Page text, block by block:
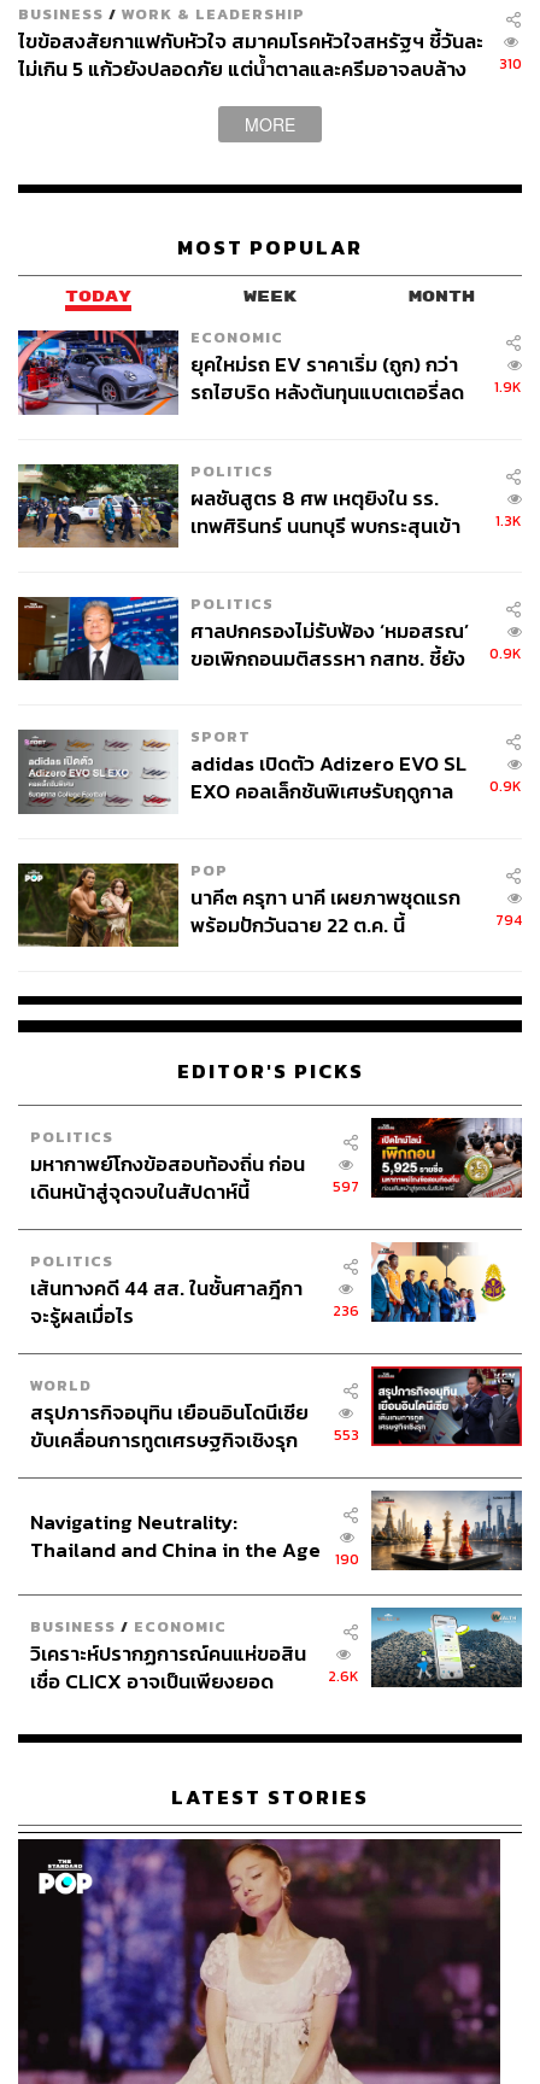
BUSINESS / WORK & LEADERSHIP
ไขข้อสงสัยกาแฟกับหัวใจ สมาคมโรคหัวใจสหรัฐฯ ชี้วันละ
ไม่เกิน 5 แก้วยังปลอดภัย แต่น้ำตาลและครีมอาจลบล้าง
310
MORE
MOST POPULAR
TODAY WEEK MONTH
ECONOMIC
ยุคใหม่รถ EV ราคาเริ่ม (ถูก) กว่า
รถไฮบริด หลังต้นทุนแบตเตอรี่ลด
1.9K
POLITICS
ผลชันสูตร 8 ศพ เหตุยิงใน รร.
เทพศิรินทร์ นนทบุรี พบกระสุนเข้า
1.3K
POLITICS
ศาลปกครองไม่รับฟ้อง ‘หมอสรณ’
ขอเพิกถอนมติสรรหา กสทช. ชี้ยัง
0.9K
SPORT
adidas เปิดตัว Adizero EVO SL
EXO คอลเล็กชันพิเศษรับฤดูกาล
0.9K
POP
นาคี๓ ครุฑา นาคี เผยภาพชุดแรก
พร้อมปักวันฉาย 22 ต.ค. นี้
794
EDITOR'S PICKS
POLITICS
มหากาพย์โกงข้อสอบท้องถิ่น ก่อน
เดินหน้าสู่จุดจบในสัปดาห์นี้
597
POLITICS
เส้นทางคดี 44 สส. ในชั้นศาลฎีกา
จะรู้ผลเมื่อไร
236
WORLD
สรุปภารกิจอนุทิน เยือนอินโดนีเซีย
ขับเคลื่อนการทูตเศรษฐกิจเชิงรุก
553
Navigating Neutrality:
Thailand and China in the Age
190
BUSINESS / ECONOMIC
วิเคราะห์ปรากฏการณ์คนแห่ขอสิน
เชื่อ CLICX อาจเป็นเพียงยอด
เรือนไทยที่ถูกซุกไว้
2.6K
LATEST STORIES